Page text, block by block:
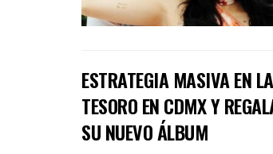
ESTRATEGIA MASIVA EN
TESORO EN CDMX Y
SU NUEVO ÁLBUM